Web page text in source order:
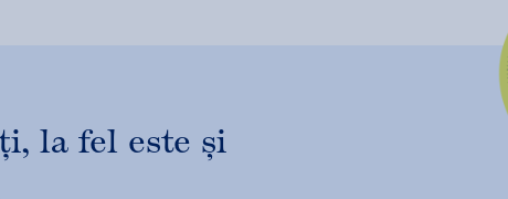
la fel este și